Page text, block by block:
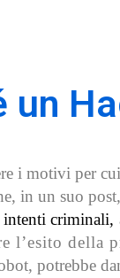
un
i motivi per
in un suo
criminali,
l’esito della
potrebbe